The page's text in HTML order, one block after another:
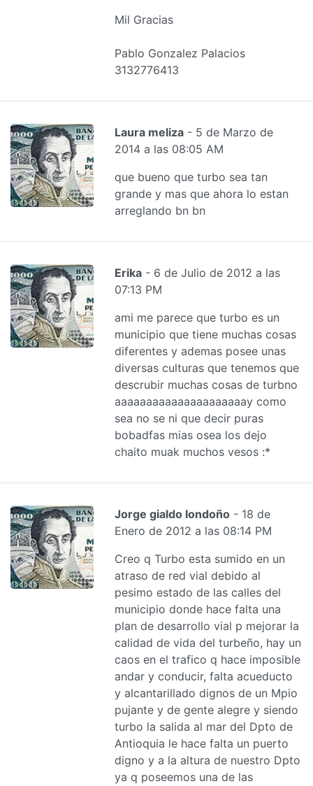
Mil Gracias
Pablo Gonzalez Palacios
3132776413
Laura meliza - 5 de Marzo de
2014 a las 08:05 AM
que bueno que turbo sea tan
grande y mas que ahora lo estan
arreglando bn bn
Erika - 6 de Julio de 2012 a las
07:13 PM
ami me parece que turbo es un
municipio que tiene muchas cosas
diferentes y ademas posee unas
diversas culturas que tenemos que
descrubir muchas cosas de turbno
aaaaaaaaaaaaaaaaaaaaay como
sea no se ni que decir puras
bobadfas mias osea los dejo
chaito muak muchos vesos :*
Jorge gialdo londoño - 18 de
Enero de 2012 a las 08:14 PM
Creo q Turbo esta sumido en un
atraso de red vial debido al
pesimo estado de las calles del
municipio donde hace falta una
plan de desarrollo vial p mejorar la
calidad de vida del turbeño, hay un
caos en el trafico q hace imposible
andar y conducir, falta acueducto
y alcantarillado dignos de un Mpio
pujante y de gente alegre y siendo
turbo la salida al mar del Dpto de
Antioquia le hace falta un puerto
digno y a la altura de nuestro Dpto
ya q poseemos una de las